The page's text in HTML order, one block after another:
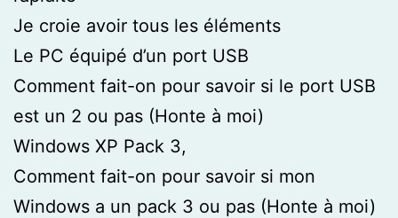
Je croie avoir tous les éléments
Le PC équipé d’un port USB
Comment fait-on pour savoir si le port USB
est un 2 ou pas (Honte à moi)
Windows XP Pack 3,
Comment fait-on pour savoir si mon
Windows a un pack 3 ou pas (Honte à moi)